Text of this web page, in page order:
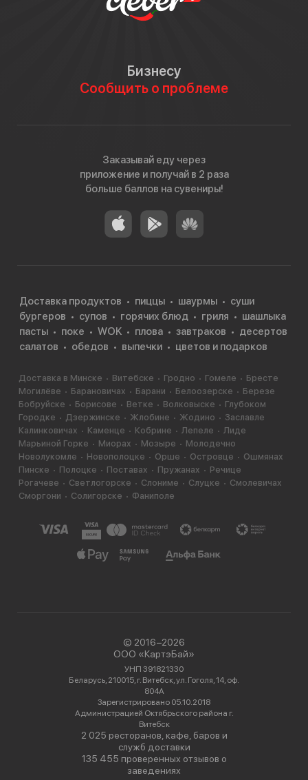
Бизнесу
Сообщить о проблеме
Заказывай еду через
приложение и получай в 2 раза
больше баллов на сувениры!
Доставка продуктов пиццы шаурмы
суши
бургеров
супов горячих блюд гриля
шашлыка
пасты
поке WOK плова завтраков
десертов
салатов
обедов выпечки цветов и подарков
Доставка в Минске Витебске Гродно Гомеле
Бресте
Могилёве
Барановичах Барани Белоозерске
Березе
Бобруйске
Борисове Ветке Волковыске
Глубоком
Городке
Дзержинске Жлобине Жодино
Заславле
Калинковичах
Каменце Кобрине Лепеле
Лиде
Марьиной Горке
Миорах Мозыре
Молодечно
Новолукомле
Новополоцке Орше Островце
Ошмянах
Пинске
Полоцке Поставах Пружанах
Речице
Рогачеве
Светлогорске Слониме Слуцке
Смолевичах
Сморгони
Солигорске Фаниполе
© 2016−2026
ООО «КартэБай»
УНП 391821330
Беларусь, 210015, г. Витебск, ул. Гоголя, 14, оф.
804А
Зарегистрировано 05.10.2018
Администрацией Октябрьского района г.
Витебск
2 025 ресторанов, кафе, баров и
служб доставки
135 455 проверенных отзывов о
заведениях